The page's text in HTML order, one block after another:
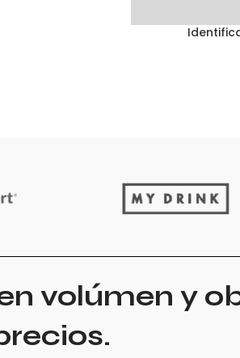
SELECCIONAR
volúmen y